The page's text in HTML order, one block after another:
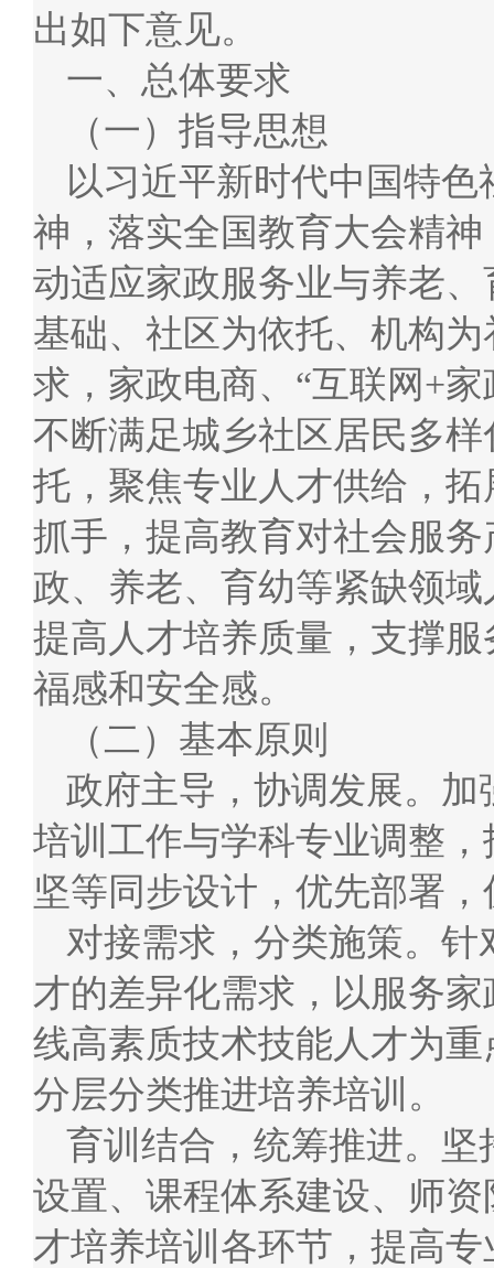
出如下意见。
一、总体要求
（一）指导思想
以习近平新时代中国特
神，落实全国教育大会精
动适应家政服务业与养老
基础、社区为依托、机构
求，家政电商、“互联网+
不断满足城乡社区居民多
托，聚焦专业人才供给，
抓手，提高教育对社会服
政、养老、育幼等紧缺领
提高人才培养质量，支撑
福感和安全感。
（二）基本原则
政府主导，协调发展。
培训工作与学科专业调整
坚等同步设计，优先部署
对接需求，分类施策。
才的差异化需求，以服务
线高素质技术技能人才为
分层分类推进培养培训。
育训结合，统筹推进。
设置、课程体系建设、师
才培养培训各环节，提高